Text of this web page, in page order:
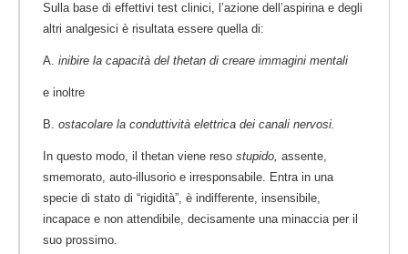
Sulla base di effettivi test clinici, l’azione dell’aspirina e degli
altri analgesici è risultata essere quella di:
A. inibire la capacità del thetan di creare immagini mentali
e inoltre
B. ostacolare la conduttività elettrica dei canali nervosi.
In questo modo, il thetan viene reso stupido, assente,
smemorato, auto-illusorio e irresponsabile. Entra in una
specie di stato di “rigidità”, è indifferente, insensibile,
incapace e non attendibile, decisamente una minaccia per il
suo prossimo.